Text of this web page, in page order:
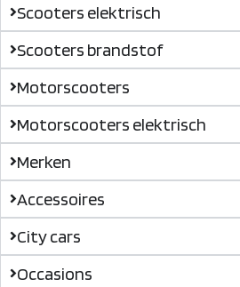
Scooters elektrisch
Scooters brandstof
Motorscooters
Motorscooters elektrisch
Merken
Accessoires
City cars
Occasions